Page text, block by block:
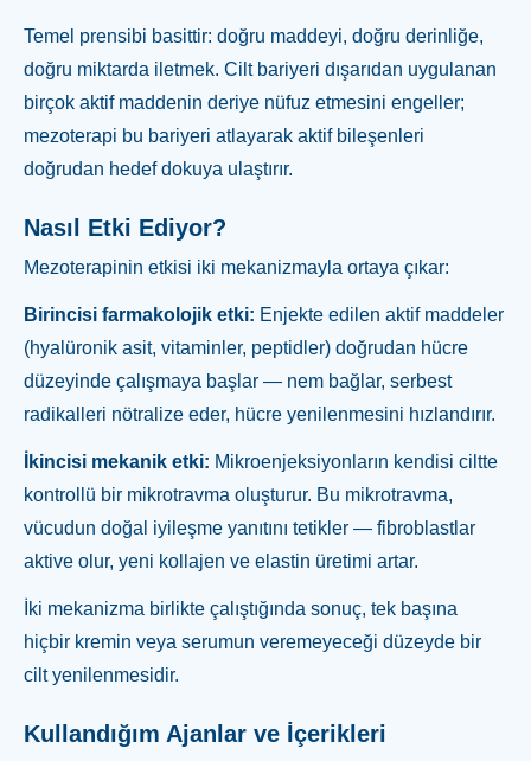
Temel prensibi basittir: doğru maddeyi, doğru derinliğe,
doğru miktarda iletmek. Cilt bariyeri dışarıdan uygulanan
birçok aktif maddenin deriye nüfuz etmesini engeller;
mezoterapi bu bariyeri atlayarak aktif bileşenleri
doğrudan hedef dokuya ulaştırır.
Nasıl Etki Ediyor?
Mezoterapinin etkisi iki mekanizmayla ortaya çıkar:
Birincisi farmakolojik etki: Enjekte edilen aktif maddeler
(hyalüronik asit, vitaminler, peptidler) doğrudan hücre
düzeyinde çalışmaya başlar — nem bağlar, serbest
radikalleri nötralize eder, hücre yenilenmesini hızlandırır.
İkincisi mekanik etki: Mikroenjeksiyonların kendisi ciltte
kontrollü bir mikrotravma oluşturur. Bu mikrotravma,
vücudun doğal iyileşme yanıtını tetikler — fibroblastlar
aktive olur, yeni kollajen ve elastin üretimi artar.
İki mekanizma birlikte çalıştığında sonuç, tek başına
hiçbir kremin veya serumun veremeyeceği düzeyde bir
cilt yenilenmesidir.
Kullandığım Ajanlar ve İçerikleri